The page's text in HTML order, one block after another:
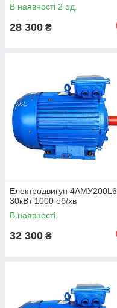
В наявності 2 од.
28 300 ₴
Електродвигун 4АМУ200L6
30кВт 1000 об/хв
В наявності
32 300 ₴